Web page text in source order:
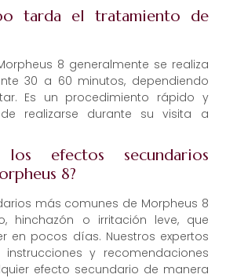
tarda el tratamiento de
8 generalmente se realiza
30 a 60 minutos, dependiendo
Es un procedimiento rápido y
realizarse durante su visita a
efectos secundarios
8?
más comunes de Morpheus 8
hinchazón o irritación leve, que
en pocos días. Nuestros expertos
y recomendaciones
efecto secundario de manera